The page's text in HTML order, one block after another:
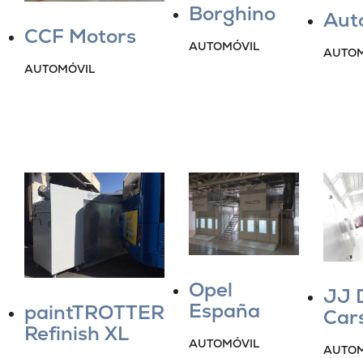
CCF Motors
AUTOMÓVIL
Borghino
AUTOMÓVIL
paintTROTTER
Refinish XL
Opel
España
AUTOMÓVIL
JJ